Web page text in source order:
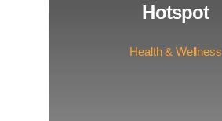
Hotspot
Health & Wellness